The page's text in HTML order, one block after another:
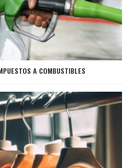
A COMBUSTIBLES